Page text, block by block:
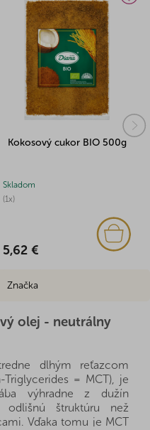
Kokosový cukor BIO 500g
(1x)
Skladom
5,62 €
Značka
olej - neutrálny
dlhým reťazcom
= MCT), je
výhradne z dužín
odlišnú štruktúru než
Vďaka tomu je MCT